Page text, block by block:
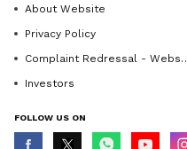
DOWNLOAD APP
About Website
Privacy Policy
Complaint Redressal - Website
Investors
FOLLOW US ON